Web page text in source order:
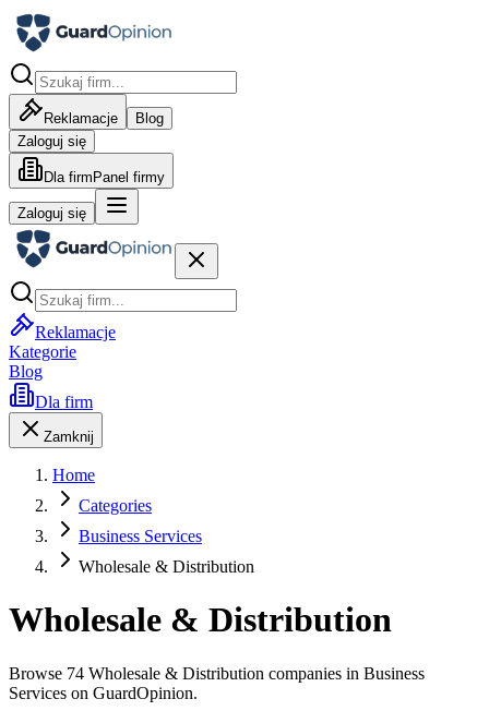
Reklamacje
Blog
Zaloguj się
Dla firm Panel firmy
Zaloguj się
Reklamacje
Kategorie
Blog
Dla firm
Zamknij
Home
Categories
Business Services
Wholesale & Distribution
Wholesale & Distribution
Browse 74 Wholesale & Distribution companies in Business
Services on GuardOpinion.